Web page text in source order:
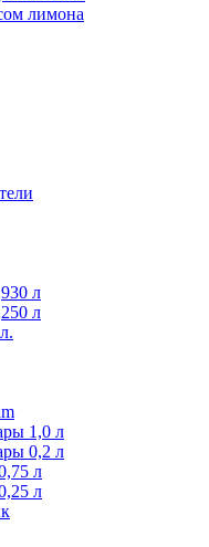
лимона
л
л
1,0 л
0,2 л
л
л